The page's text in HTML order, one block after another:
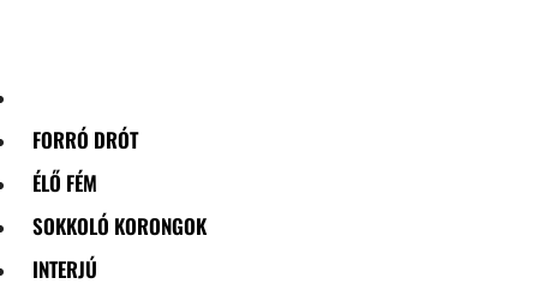
FORRÓ DRÓT
ÉLŐ FÉM
SOKKOLÓ KORONGOK
INTERJÚ